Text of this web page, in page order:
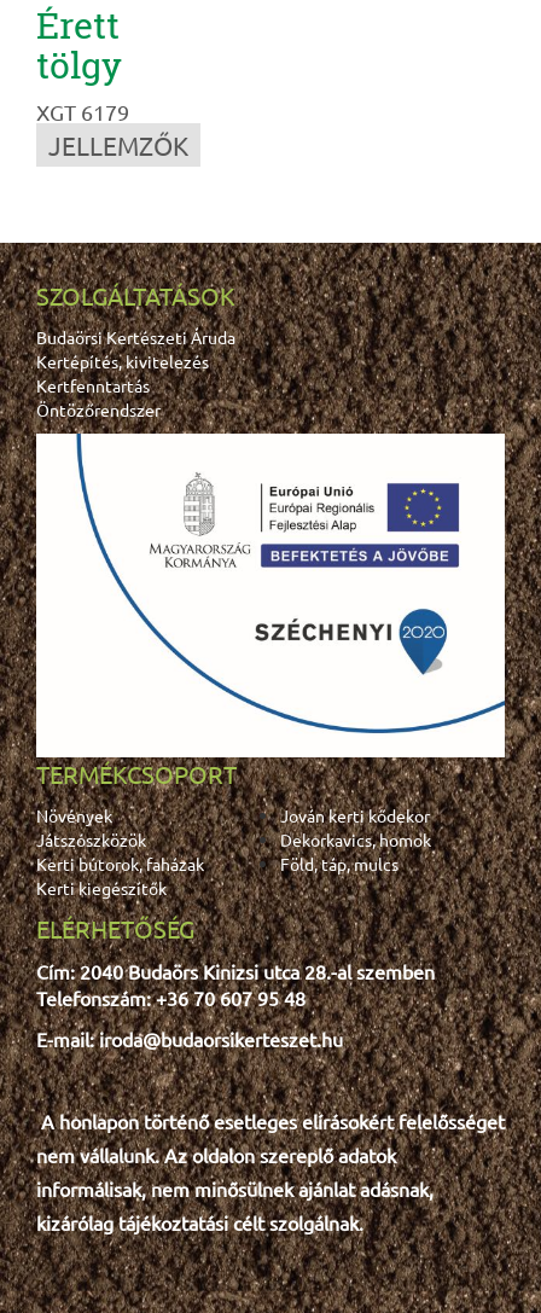
Érett
tölgy
XGT 6179
JELLEMZŐK
SZOLGÁLTATÁSOK
Budaörsi Kertészeti Áruda
Kertépítés, kivitelezés
Kertfenntartás
Öntözőrendszer
TERMÉKCSOPORT
Növények
Jován kerti kődekor
Játszószközök
Dekorkavics, homok
Kerti bútorok, faházak
Föld, táp, mulcs
Kerti kiegészítők
ELÉRHETŐSÉG
Cím: 2040 Budaörs Kinizsi utca 28.-al szemben
Telefonszám: +36 70 607 95 48
E-mail: iroda@budaorsikerteszet.hu
A honlapon történő esetleges elírásokért felelősséget
nem vállalunk. Az oldalon szereplő adatok
informálisak, nem minősülnek ajánlat adásnak,
kizárólag tájékoztatási célt szolgálnak.